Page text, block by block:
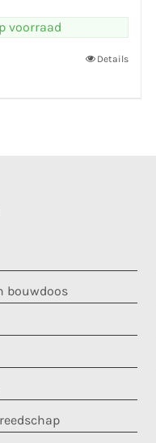
voorraad
Details
bouwdoos